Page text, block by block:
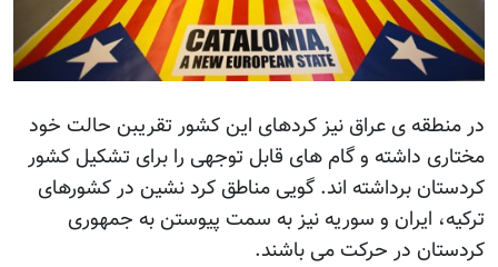
در منطقه ی عراق نیز کردهای این کشور تقریبن حالت خود
مختاری داشته و گام های قابل توجهی را برای تشکیل کشور
کردستان برداشته اند. گویی مناطق کرد نشین در کشورهای
ترکیه، ایران و سوریه نیز به سمت پیوستن به جمهوری
کردستان در حرکت می باشند.